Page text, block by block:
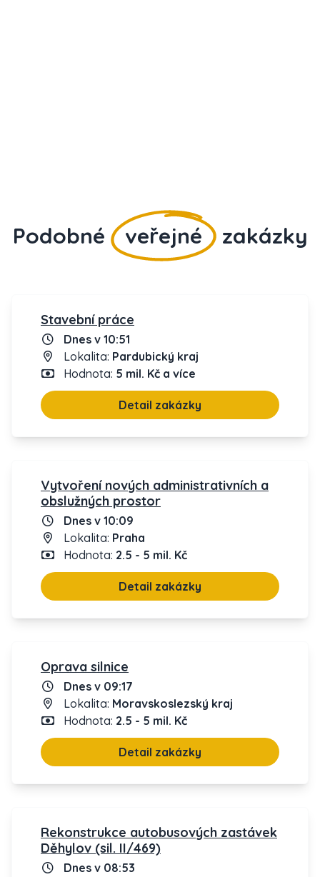
Podobné veřejné zakázky
Stavební práce
Dnes v 10:51
Lokalita: Pardubický kraj
Hodnota: 5 mil. Kč a více
Detail zakázky
Vytvoření nových administrativních a
obslužných prostor
Dnes v 10:09
Lokalita: Praha
Hodnota: 2.5 - 5 mil. Kč
Detail zakázky
Oprava silnice
Dnes v 09:17
Lokalita: Moravskoslezský kraj
Hodnota: 2.5 - 5 mil. Kč
Detail zakázky
Rekonstrukce autobusových zastávek
Děhylov (sil. II/469)
Dnes v 08:53